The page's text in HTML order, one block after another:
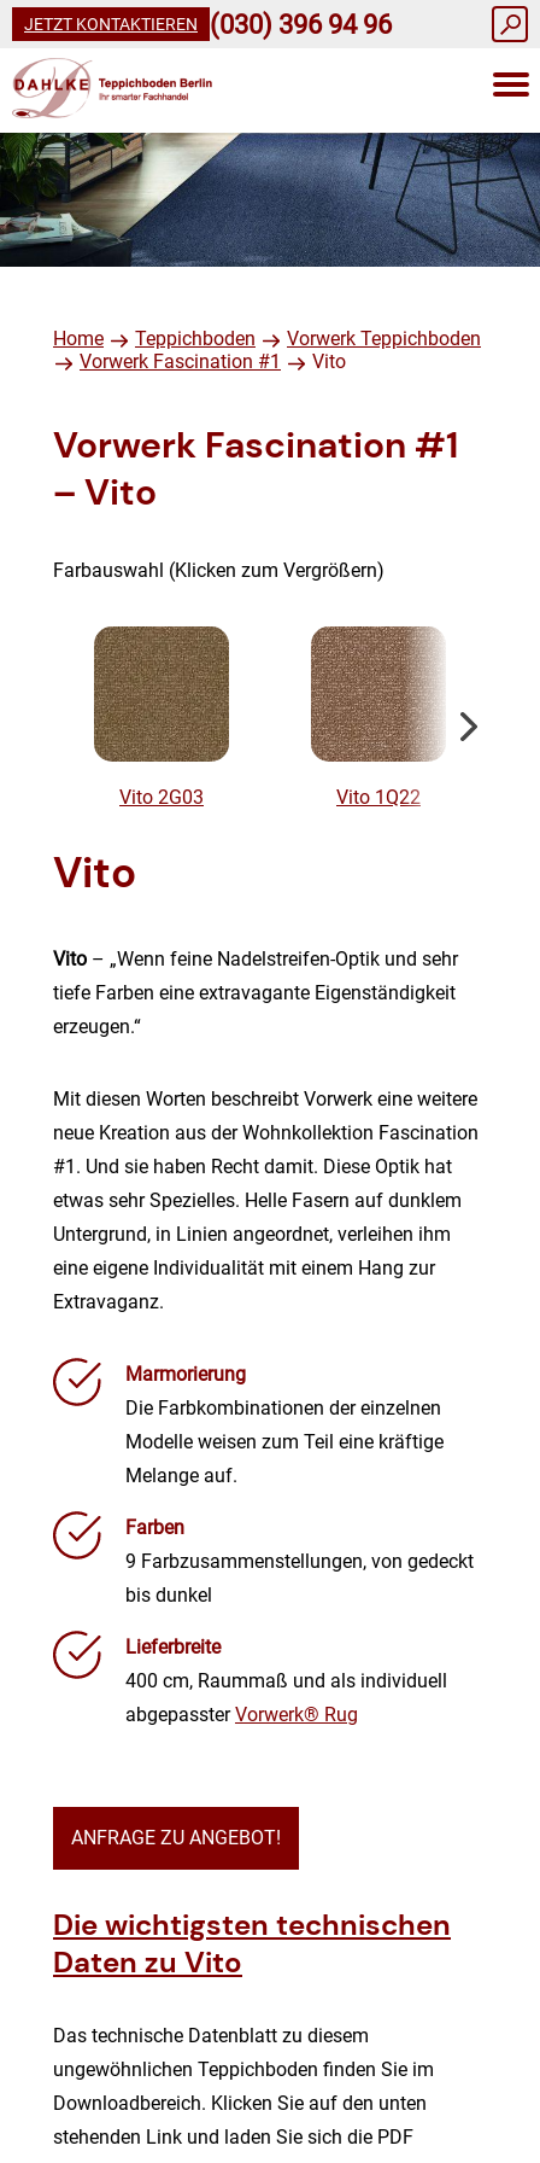
JETZT KONTAKTIEREN (030) 396 94 96
Home Teppichboden
Vorwerk Teppichboden
Vorwerk Fascination #1
Vito
Vorwerk Fascination #1
– Vito
Farbauswahl (Klicken zum Vergrößern)
Vito 2G03 Vito 1Q22
Vito
Vito – „Wenn feine Nadelstreifen-Optik und sehr
tiefe Farben eine extravagante Eigenständigkeit
erzeugen.“
Mit diesen Worten beschreibt Vorwerk eine weitere
neue Kreation aus der Wohnkollektion Fascination
#1. Und sie haben Recht damit. Diese Optik hat
etwas sehr Spezielles. Helle Fasern auf dunklem
Untergrund, in Linien angeordnet, verleihen ihm
eine eigene Individualität mit einem Hang zur
Extravaganz.
Marmorierung
Die Farbkombinationen der einzelnen
Modelle weisen zum Teil eine kräftige
Melange auf.
Farben
9 Farbzusammenstellungen, von gedeckt
bis dunkel
Lieferbreite
400 cm, Raummaß und als individuell
abgepassterVorwerk® Rug
ANFRAGE ZU ANGEBOT!
Die wichtigsten technischen
Daten zu Vito
Das technische Datenblatt zu diesem
ungewöhnlichen Teppichboden finden Sie im
Downloadbereich. Klicken Sie auf den unten
stehenden Link und laden Sie sich die PDF